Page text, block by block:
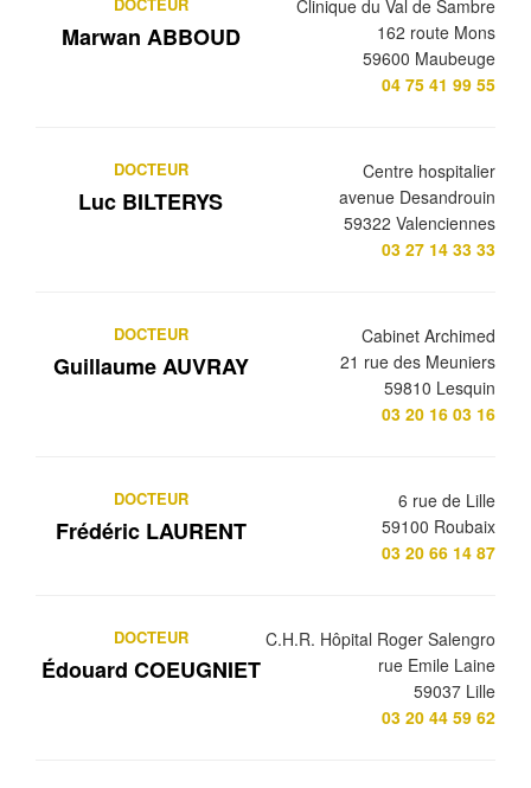
Marwan ABBOUD
Clinique du Val de Sambre
162 route Mons
59600 Maubeuge
04 75 41 99 55
DOCTEUR
Luc BILTERYS
Centre hospitalier
avenue Desandrouin
59322 Valenciennes
03 27 14 33 33
DOCTEUR
Guillaume AUVRAY
Cabinet Archimed
21 rue des Meuniers
59810 Lesquin
03 20 16 03 16
DOCTEUR
Frédéric LAURENT
6 rue de Lille
59100 Roubaix
03 20 66 14 87
DOCTEUR
Édouard COEUGNIET
C.H.R. Hôpital Roger Salengro
rue Emile Laine
59037 Lille
03 20 44 59 62